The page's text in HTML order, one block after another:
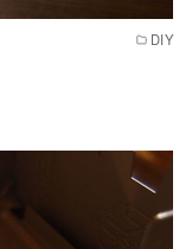
DIY